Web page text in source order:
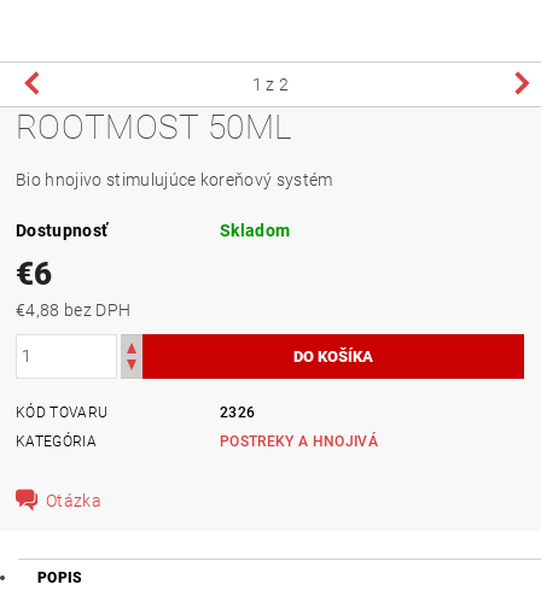
1 z 2
ROOTMOST 50ML
Bio hnojivo stimulujúce koreňový systém
Dostupnosť Skladom
€6
€4,88 bez DPH
KÓD TOVARU
2326
KATEGÓRIA
POSTREKY A HNOJIVÁ
Otázka
POPIS